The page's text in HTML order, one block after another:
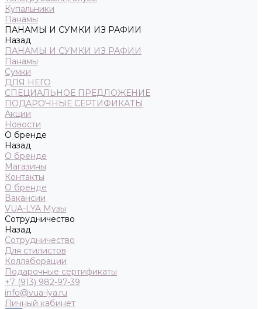
Купальники
Панамы
ПАНАМЫ И СУМКИ ИЗ РАФИИ
Назад
ПАНАМЫ И СУМКИ ИЗ РАФИИ
Панамы
Сумки
ДЛЯ НЕГО
СПЕЦИАЛЬНОЕ ПРЕДЛОЖЕНИЕ
ПОДАРОЧНЫЕ СЕРТИФИКАТЫ
Акции
Новости
О бренде
Назад
О бренде
Магазины
Контакты
О бренде
Вакансии
VUA-LYA Музы
Сотрудничество
Назад
Сотрудничество
Для стилистов
Коллаборации
Подарочные сертификаты
+7 (913) 982-97-39
info@vua-lya.ru
Личный кабинет